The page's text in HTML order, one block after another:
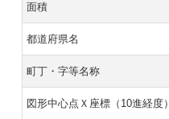
面積
都道府県名
町丁・字等名称
図形中心点Ｘ座標（10進経度）